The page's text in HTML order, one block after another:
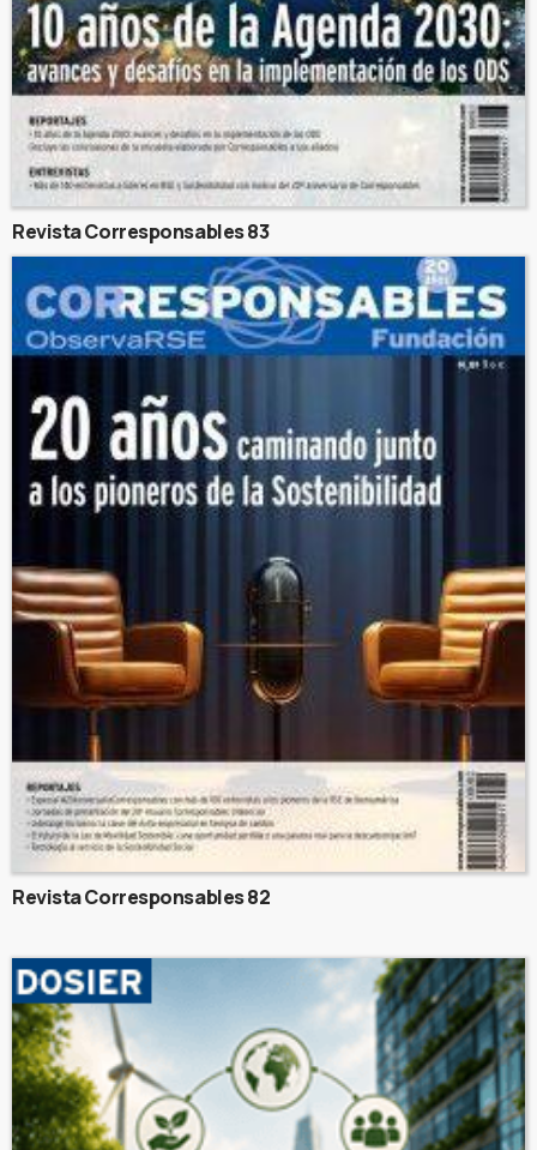
Revista Corresponsables 83
Revista Corresponsables 82